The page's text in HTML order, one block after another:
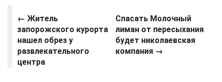
← Житель
запорожского курорта
нашел обрез у
развлекательного
центра
Спасать Молочный
лиман от пересыхания
будет николаевская
компания →